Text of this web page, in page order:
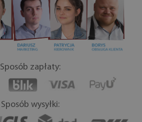
Sposób zapłaty:
Sposób wysyłki: